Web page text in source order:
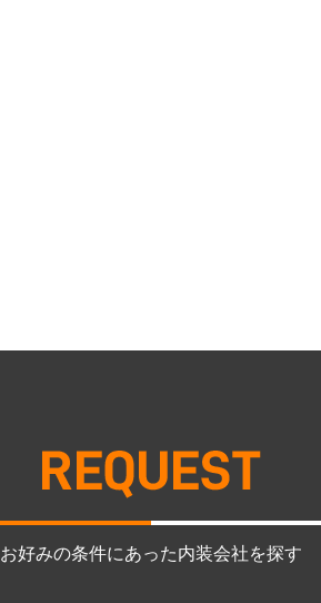
お好みの条件にあった内装会社を探す